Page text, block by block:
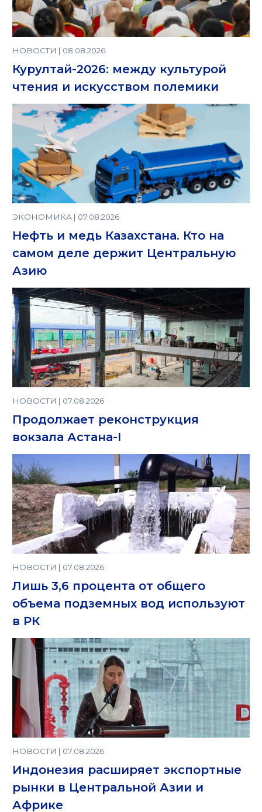
НОВОСТИ | 08.08.2026
Курултай-2026: между культурой
чтения и искусством полемики
ЭКОНОМИКА | 07.08.2026
Нефть и медь Казахстана. Кто на
самом деле держит Центральную
Азию
НОВОСТИ | 07.08.2026
Продолжает реконструкция
вокзала Астана-I
НОВОСТИ | 07.08.2026
Лишь 3,6 процента от общего
объема подземных вод используют
в РК
НОВОСТИ | 07.08.2026
Индонезия расширяет экспортные
рынки в Центральной Азии и
Африке